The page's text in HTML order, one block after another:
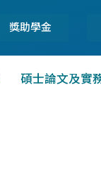
獎助學金
碩士論文及實